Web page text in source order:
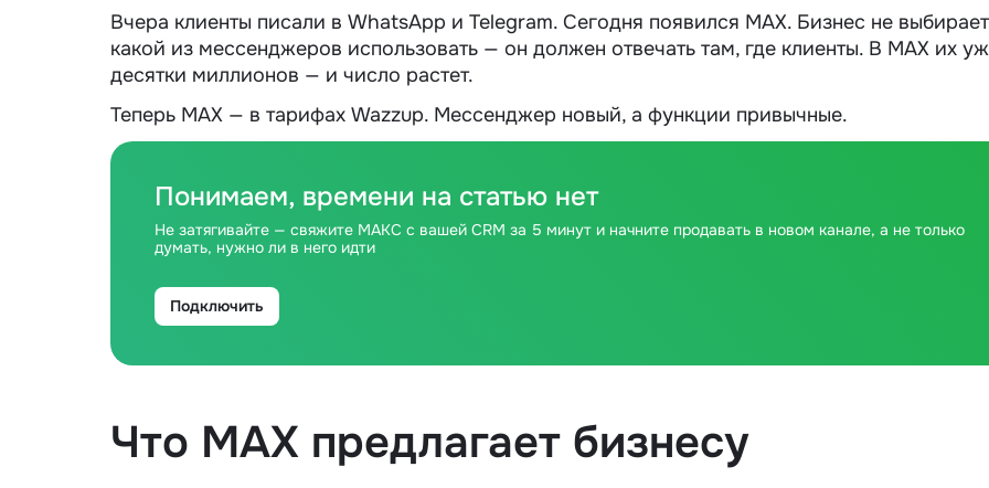
Вчера клиенты писали в WhatsApp и Telegram. Сегодня появился MAX. Бизнес не
какой из мессенджеров использовать — он должен отвечать там, где клиенты. В MAX их
десятки миллионов — и число растет.
Теперь MAX — в тарифах Wazzup. Мессенджер новый, а функции привычные.
Понимаем, времени на статью нет
Не затягивайте — свяжите МАКС с вашей CRM за 5 минут и начните продавать в новом канале, а не только
думать, нужно ли в него идти
Подключить
Что MAX предлагает бизнесу